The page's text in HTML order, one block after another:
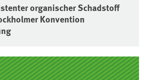
organischer Schadstoff
Konvention